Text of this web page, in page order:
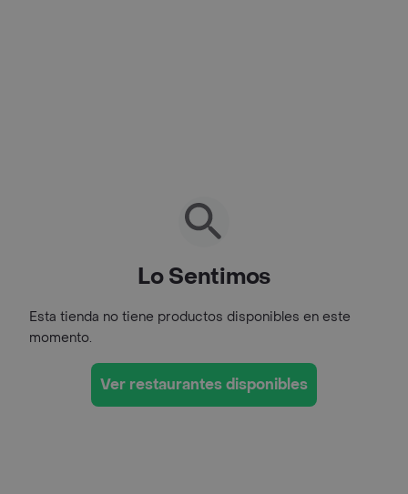
Lo Sentimos
Esta tienda no tiene productos disponibles en este
momento.
Ver restaurantes disponibles